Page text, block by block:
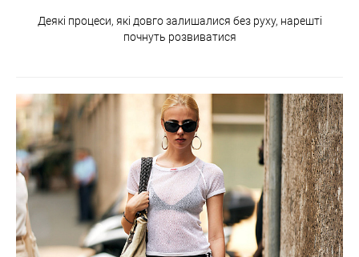
Деякі процеси, які довго залишалися без руху, нарешті
почнуть розвиватися